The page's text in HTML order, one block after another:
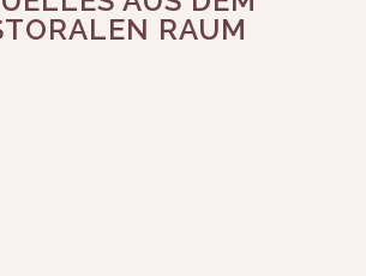
RAUM
MESSDIENER BEI